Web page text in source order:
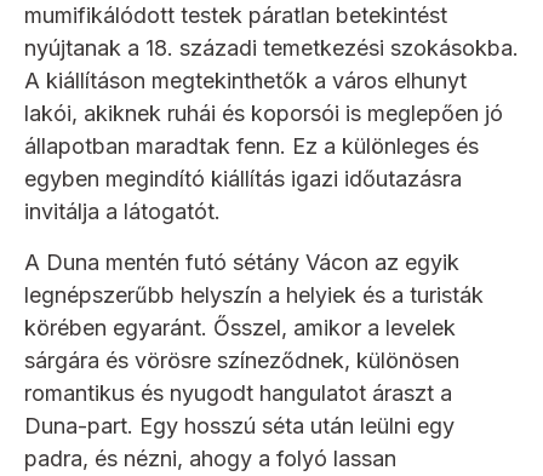
mumifikálódott testek páratlan betekintést
nyújtanak a 18. századi temetkezési szokásokba.
A kiállításon megtekinthetők a város elhunyt
lakói, akiknek ruhái és koporsói is meglepően jó
állapotban maradtak fenn. Ez a különleges és
egyben megindító kiállítás igazi időutazásra
invitálja a látogatót.
A Duna mentén futó sétány Vácon az egyik
legnépszerűbb helyszín a helyiek és a turisták
körében egyaránt. Ősszel, amikor a levelek
sárgára és vörösre színeződnek, különösen
romantikus és nyugodt hangulatot áraszt a
Duna-part. Egy hosszú séta után leülni egy
padra, és nézni, ahogy a folyó lassan